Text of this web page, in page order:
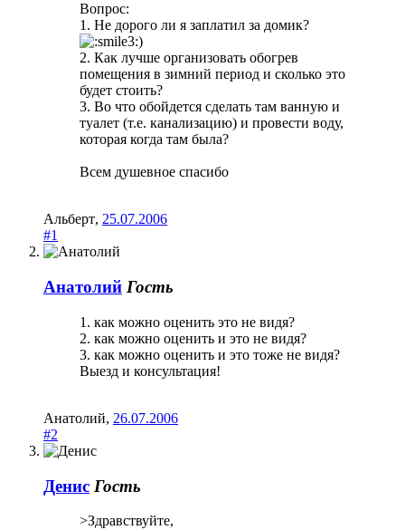
Вопрос:
1. Не дорого ли я заплатил за домик?
)
2. Как лучше организовать обогрев
помещения в зимний период и сколько это
будет стоить?
3. Во что обойдется сделать там ванную и
туалет (т.е. канализацию) и провести воду,
которая когда там была?
Всем душевное спасибо
Альберт, 25.07.2006
#1
Анатолий Гость
1. как можно оценить это не видя?
2. как можно оценить и это не видя?
3. как можно оценить и это тоже не видя?
Выезд и консультация!
Анатолий, 26.07.2006
#2
Денис Гость
>Здравствуйте,